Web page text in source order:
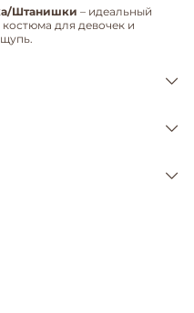
Штанишки – идеальный
для девочек и